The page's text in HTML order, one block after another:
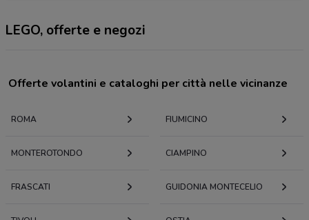
LEGO, offerte e negozi
Offerte volantini e cataloghi per città nelle vicinanze
ROMA FIUMICINO
MONTEROTONDO CIAMPINO
FRASCATI GUIDONIA MONTECELIO